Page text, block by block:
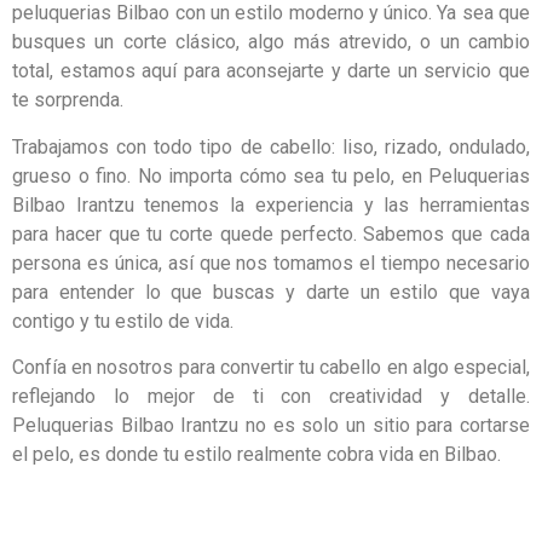
peluquerias Bilbao con un estilo moderno y único. Ya sea que
busques un corte clásico, algo más atrevido, o un cambio
total, estamos aquí para aconsejarte y darte un servicio que
te sorprenda.
Trabajamos con todo tipo de cabello: liso, rizado, ondulado,
grueso o fino. No importa cómo sea tu pelo, en Peluquerias
Bilbao Irantzu tenemos la experiencia y las herramientas
para hacer que tu corte quede perfecto. Sabemos que cada
persona es única, así que nos tomamos el tiempo necesario
para entender lo que buscas y darte un estilo que vaya
contigo y tu estilo de vida.
Confía en nosotros para convertir tu cabello en algo especial,
reflejando lo mejor de ti con creatividad y detalle.
Peluquerias Bilbao Irantzu no es solo un sitio para cortarse
el pelo, es donde tu estilo realmente cobra vida en Bilbao.